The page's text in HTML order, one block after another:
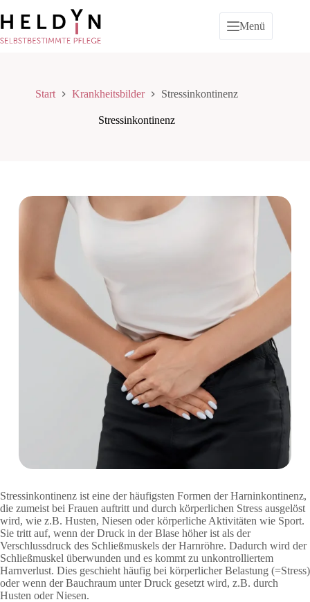
Inhalt
springen
Menü
Start Krankheitsbilder Stressinkontinenz
Stressinkontinenz
Stressinkontinenz ist eine der häufigsten Formen der Harninkontinenz,
die zumeist bei Frauen auftritt und durch körperlichen Stress ausgelöst
wird, wie z.B. Husten, Niesen oder körperliche Aktivitäten wie Sport.
Sie tritt auf, wenn der Druck in der Blase höher ist als der
Verschlussdruck des Schließmuskels der Harnröhre. Dadurch wird der
Schließmuskel überwunden und es kommt zu unkontrolliertem
Harnverlust. Dies geschieht häufig bei körperlicher Belastung (=Stress)
oder wenn der Bauchraum unter Druck gesetzt wird, z.B. durch
Husten oder Niesen.